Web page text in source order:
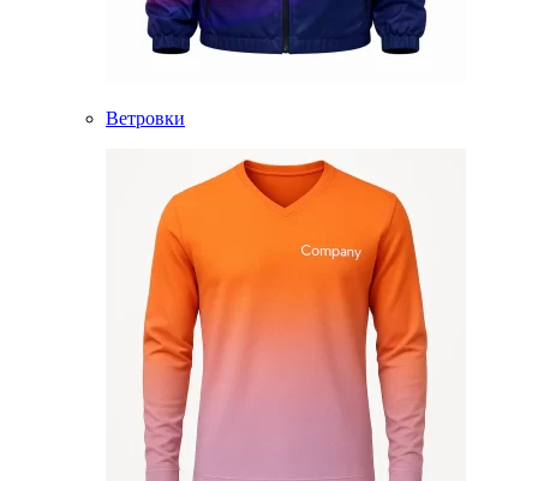
Ветровки